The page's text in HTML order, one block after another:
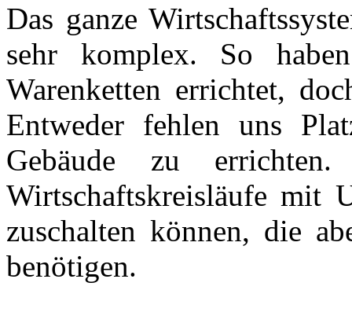
Das ganze
sehr komplex. So
Warenketten errichtet,
Entweder fehlen uns
Gebäude zu
Wirtschaftskreisläufe mit
zuschalten können, die
benötigen.